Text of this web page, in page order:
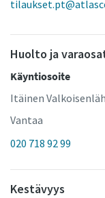
Huolto ja
Käyntiosoite
Itäinen
Vantaa
020 718 92 99
Kestävyys